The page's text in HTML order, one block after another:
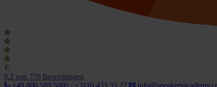
9.2 von 770 Bewertungen
+49 800 589 5006 / +3110 433 33 22